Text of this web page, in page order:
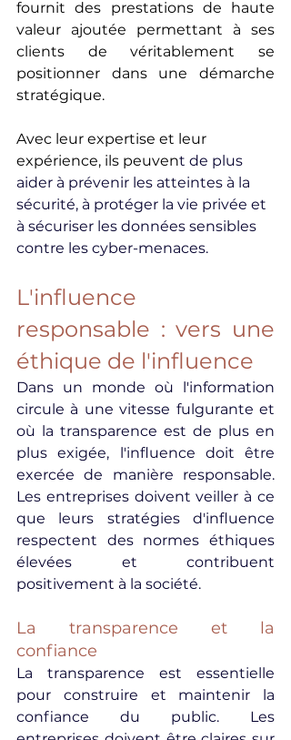
fournit des prestations de haute
valeur ajoutée permettant à ses
clients de véritablement se
positionner dans une démarche
stratégique.
Avec leur expertise et leur
expérience, ils peuvent de plus
aider à prévenir les atteintes à la
sécurité, à protéger la vie privée et
à sécuriser les données sensibles
contre les cyber-menaces.
L'influence
responsable : vers une
éthique de l'influence
Dans un monde où l'information
circule à une vitesse fulgurante et
où la transparence est de plus en
plus exigée, l'influence doit être
exercée de manière responsable.
Les entreprises doivent veiller à ce
que leurs stratégies d'influence
respectent des normes éthiques
élevées et contribuent
positivement à la société.
La transparence et la
confiance
La transparence est essentielle
pour construire et maintenir la
confiance du public. Les